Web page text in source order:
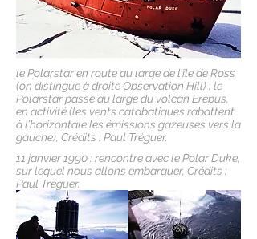
le Polarstar en route au large de l’île de Ross
(on distingue à droite Observation Hill) : le
Polarstar passe au large du volcan Erebus,
en activité (les vents catabatiques rabattent
à l’horizontale les émissions gazeuses vers la
gauche), Crédits : Paul Tréguer.
11 janvier 1990 : rencontre avec le Polar Duke,
sur lequel nous allons embarquer, Crédits :
Paul Tréguer.